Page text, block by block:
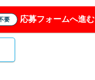
要 応募フォームへ進む